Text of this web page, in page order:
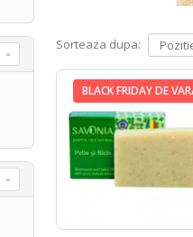
Sorteaza dupa:
BLACK FRIDAY DE